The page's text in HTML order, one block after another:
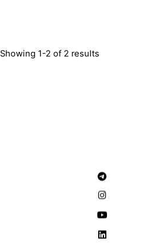
Showing 1-2 of 2 results